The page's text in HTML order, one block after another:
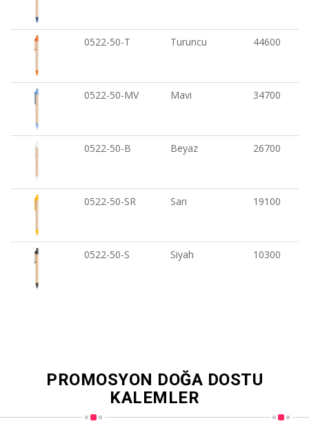
0522-50-T Turuncu 44600
0522-50-MV Mavi 34700
0522-50-B Beyaz 26700
0522-50-SR Sarı 19100
0522-50-S Siyah 10300
PROMOSYON DOĞA DOSTU
KALEMLER